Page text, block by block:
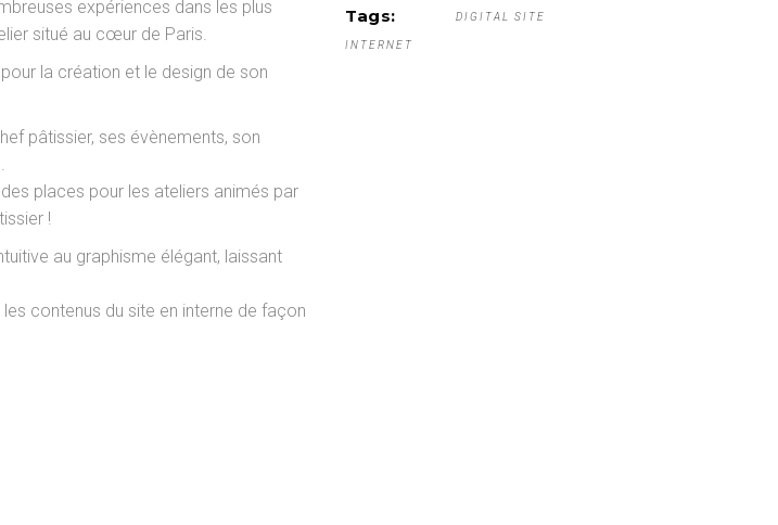
expériences dans les plus
situé au cœur de Paris.
la création et le design de son
pâtissier, ses évènements, son
places pour les ateliers animés par
!
au graphisme élégant, laissant
contenus du site en interne de façon
Tags: DIGITAL SITE
INTERNET